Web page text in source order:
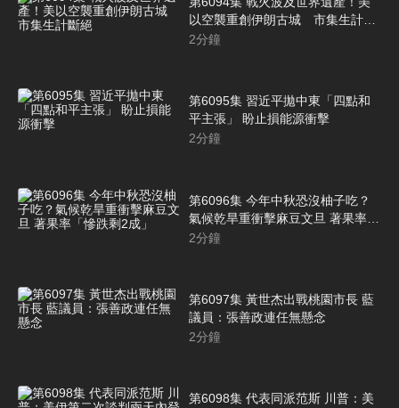
以空襲重創伊朗古城 市集生計斷
絕
2分鐘
第6095集 習近平拋中東「四點和
平主張」 盼止損能源衝擊
2分鐘
第6096集 今年中秋恐沒柚子吃？
氣候乾旱重衝擊麻豆文旦 著果率
「慘跌剩2成」
2分鐘
第6097集 黃世杰出戰桃園市長 藍
議員：張善政連任無懸念
2分鐘
第6098集 代表同派范斯 川普：美